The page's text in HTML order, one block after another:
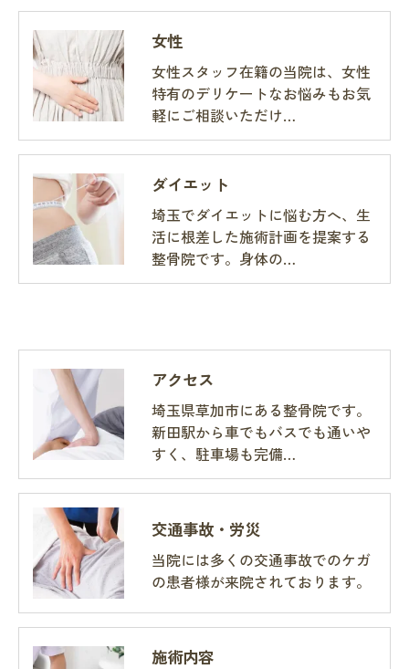
女性
女性スタッフ在籍の当院は、女性
特有のデリケートなお悩みもお気
軽にご相談いただけ…
ダイエット
埼玉でダイエットに悩む方へ、生
活に根差した施術計画を提案する
整骨院です。身体の…
アクセス
埼玉県草加市にある整骨院です。
新田駅から車でもバスでも通いや
すく、駐車場も完備…
交通事故・労災
当院には多くの交通事故でのケガ
の患者様が来院されております。
施術内容